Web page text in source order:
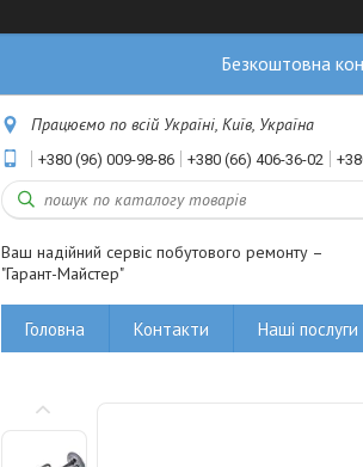
Безкоштовна
Працюємо по всій Україні, Київ, Україна
+380 (96) 009-98-86 +380 (66) 406-36-02
Ваш надійний сервіс побутового ремонту –
"Гарант-Майстер"
Головна Контакти Наші послуги